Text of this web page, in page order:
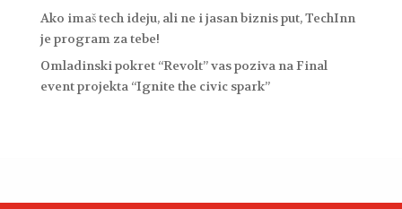
Ako imaš tech ideju, ali ne i jasan biznis put, TechInn
je program za tebe!
Omladinski pokret “Revolt” vas poziva na Final
event projekta “Ignite the civic spark”